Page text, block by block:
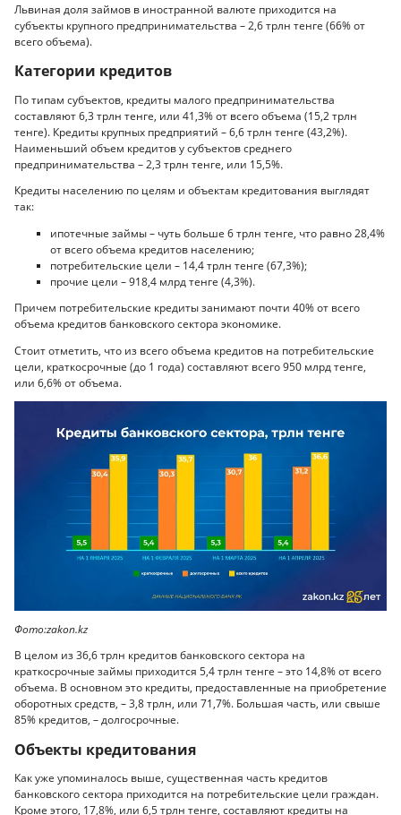
Львиная доля займов в иностранной валюте приходится на
субъекты крупного предпринимательства – 2,6 трлн тенге (66% от
всего объема).
Категории кредитов
По типам субъектов, кредиты малого предпринимательства
составляют 6,3 трлн тенге, или 41,3% от всего объема (15,2 трлн
тенге). Кредиты крупных предприятий – 6,6 трлн тенге (43,2%).
Наименьший объем кредитов у субъектов среднего
предпринимательства – 2,3 трлн тенге, или 15,5%.
Кредиты населению по целям и объектам кредитования выглядят
так:
ипотечные займы – чуть больше 6 трлн тенге, что равно 28,4%
от всего объема кредитов населению;
потребительские цели – 14,4 трлн тенге (67,3%);
прочие цели – 918,4 млрд тенге (4,3%).
Причем потребительские кредиты занимают почти 40% от всего
объема кредитов банковского сектора экономике.
Стоит отметить, что из всего объема кредитов на потребительские
цели, краткосрочные (до 1 года) составляют всего 950 млрд тенге,
или 6,6% от объема.
Фото:zakon.kz
В целом из 36,6 трлн кредитов банковского сектора на
краткосрочные займы приходится 5,4 трлн тенге – это 14,8% от всего
объема. В основном это кредиты, предоставленные на приобретение
оборотных средств, – 3,8 трлн, или 71,7%. Большая часть, или свыше
85% кредитов, – долгосрочные.
Объекты кредитования
Как уже упоминалось выше, существенная часть кредитов
банковского сектора приходится на потребительские цели граждан.
Кроме этого, 17,8%, или 6,5 трлн тенге, составляют кредиты на